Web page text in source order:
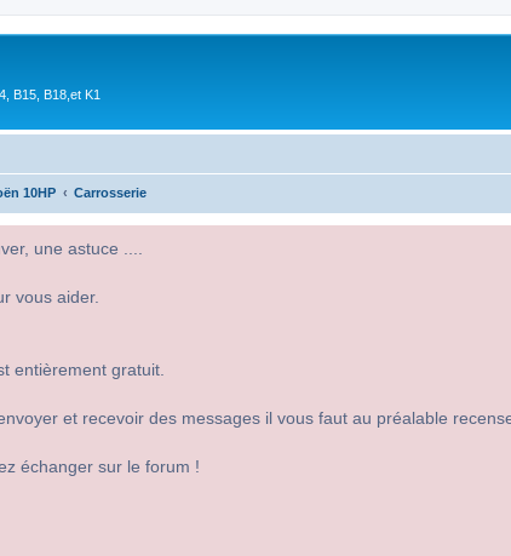
B15, B18,et K1
10HP Carrosserie
une astuce ....
vous aider.
entièrement gratuit.
et recevoir des messages il vous faut au préalable
échanger sur le forum !